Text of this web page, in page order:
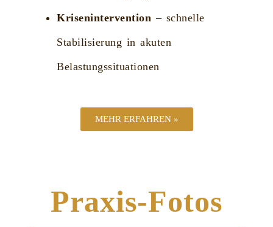
Krisenintervention – schnelle
Stabilisierung in akuten
Belastungssituationen
MEHR ERFAHREN »
Praxis-Fotos